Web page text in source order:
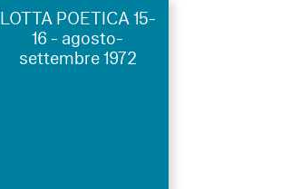
LOTTA POETICA 15-
16 - agosto-
settembre 1972